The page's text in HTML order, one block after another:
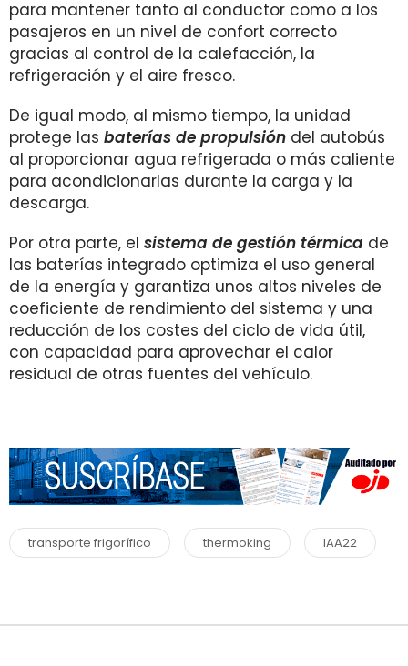
para mantener tanto al conductor como a los
pasajeros en un nivel de confort correcto
gracias al control de la calefacción, la
refrigeración y el aire fresco.
De igual modo, al mismo tiempo, la unidad
protege las baterías de propulsión del autobús
al proporcionar agua refrigerada o más caliente
para acondicionarlas durante la carga y la
descarga.
Por otra parte, el sistema de gestión térmica de
las baterías integrado optimiza el uso general
de la energía y garantiza unos altos niveles de
coeficiente de rendimiento del sistema y una
reducción de los costes del ciclo de vida útil,
con capacidad para aprovechar el calor
residual de otras fuentes del vehículo.
transporte frigorífico thermoking IAA22